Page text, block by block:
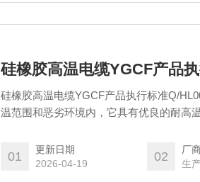
硅橡胶高温电缆YGCF产品
硅橡胶高温电缆YGCF产品执行标准Q/
温范围和恶劣环境内，它具有优良的耐高
冶金，港口，矿山，物理，仓储，，电厂
01
更新日期
2026-04-19
02
厂
生